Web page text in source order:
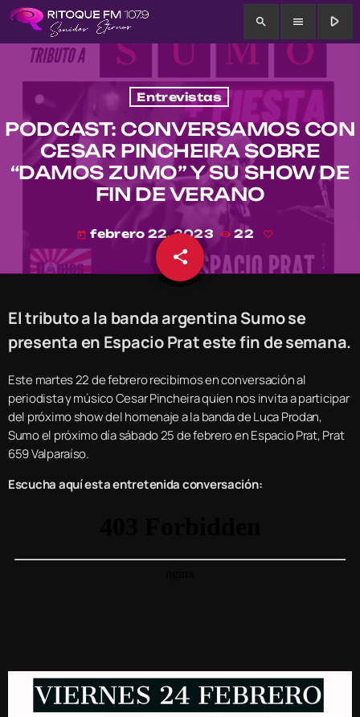
search menu play_arrow
Entrevistas
PODCAST: CONVERSAMOS CON
CESAR PINCHEIRA SOBRE
“DAMOS ZUMO” Y SU SHOW DE
FIN DE VERANO
today febrero 22, 2023 22
share
email
El tributo a la banda argentina Sumo se
presenta en Espacio Prat este fin de semana.
Este martes 22 de febrero recibimos en conversación al
periodista y músico Cesar Pincheira quien nos invita a participar
del próximo show del homenaje a la banda de Luca Prodan,
Sumo el próximo día sábado 25 de febrero en Espacio Prat, Prat
659 Valparaíso.
Escucha aquí esta entretenida conversación: